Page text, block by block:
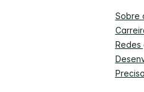
Sobre
Redes